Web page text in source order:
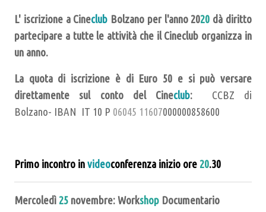
L' iscrizione a Cineclub Bolzano per l'anno 2020 dà diritto
partecipare a tutte le attività che il Cineclub organizza in
un anno.
La quota di iscrizione è di Euro 50 e si può versare
direttamente sul conto del Cineclub: CCBZ di
Bolzano- IBAN IT 10 P 06045 11607000000858600
Primo incontro invideoconferenza inizio ore20.30
Mercoledì25 novembre: Workshop Documentario